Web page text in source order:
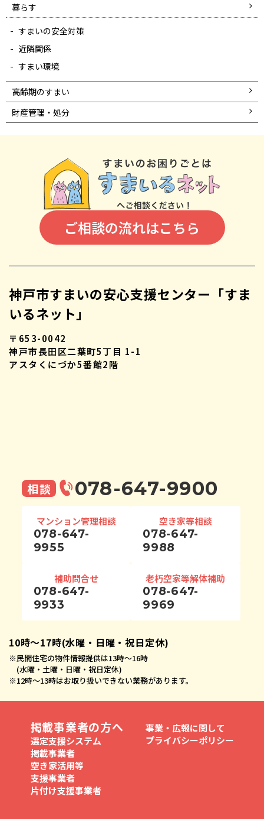
暮らす
すまいの安全対策
近隣関係
すまい環境
高齢期のすまい
財産管理・処分
ご相談の流れはこちら
神戸市すまいの安心支援センター「すま
いるネット」
〒653-0042
神戸市長田区二葉町5丁目 1-1
アスタくにづか5番館2階
相談 078-647-9900
マンション管理相談
078-647-
9955
空き家等相談
078-647-
9988
補助問合せ
078-647-
9933
老朽空家等解体補助
078-647-
9969
10時〜17時(水曜・日曜・祝日定休)
※民間住宅の物件情報提供は13時〜16時
(水曜・土曜・日曜・祝日定休)
※12時〜13時はお取り扱いできない業務があります。
掲載事業者の方へ
選定支援システム
掲載事業者
空き家活用等
支援事業者
片付け支援事業者
事業・広報に関して
プライバシーポリシー